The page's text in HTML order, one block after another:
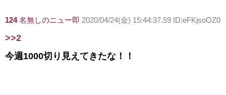
124 名無しのニュー即 2020/04/24(金) 15:44:37.59 ID:eFKjsoOZ0
>>2
今週1000切り見えてきたな！！